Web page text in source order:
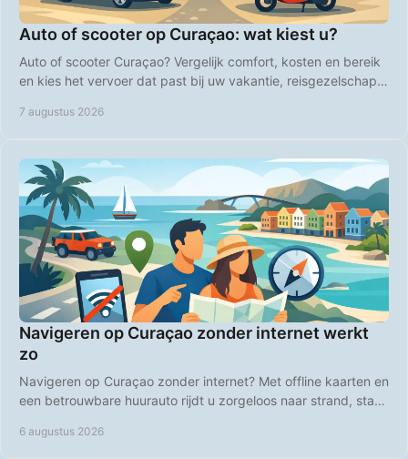
Auto of scooter op Curaçao: wat kiest u?
Auto of scooter Curaçao? Vergelijk comfort, kosten en bereik
en kies het vervoer dat past bij uw vakantie, reisgezelschap
7 augustus 2026
Navigeren op Curaçao zonder internet werkt
zo
Navigeren op Curaçao zonder internet? Met offline kaarten en
een betrouwbare huurauto rijdt u zorgeloos naar strand, stad
6 augustus 2026